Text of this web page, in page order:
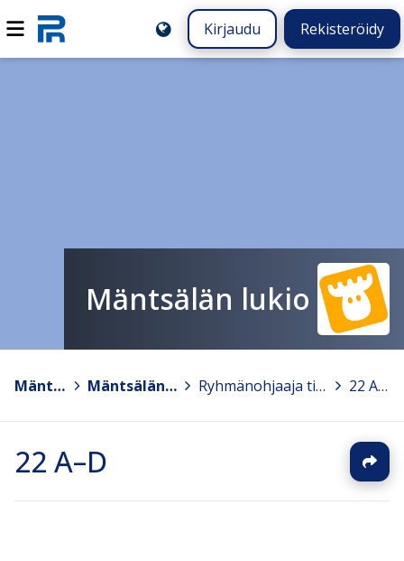
Kirjaudu Rekisteröidy
Mäntsälän lukio
Mäntsälä > Mäntsälän lukio > Ryhmänohjaaja tiedottaa > 22 A–D
22 A–D